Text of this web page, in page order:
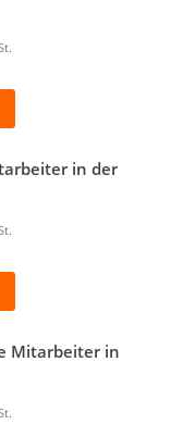
Produkt
weist
Die
auf
in der
Produkt
weist
Mitarbeiter in